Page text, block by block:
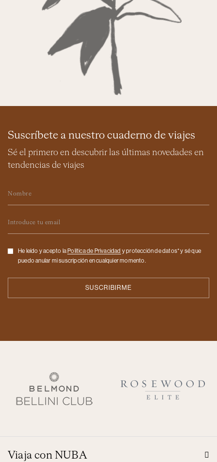
Suscríbete a nuestro cuaderno de viajes
Sé el primero en descubrir las últimas novedades en
tendencias de viajes
Checkbox
He leído y acepto la Politica de Privacidad y protección de datos* y sé que
puedo anular mi suscripción en cualquier momento.
Viaja con NUBA